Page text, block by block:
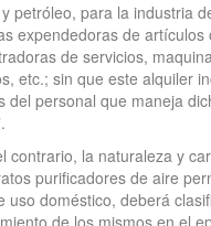
petróleo, para la industria
expendedoras de artículos
de servicios,
etc.; sin que este alquiler
del personal que maneja
contrario, la naturaleza y
purificadores de aire
uso doméstico, deberá
de los mismos en el